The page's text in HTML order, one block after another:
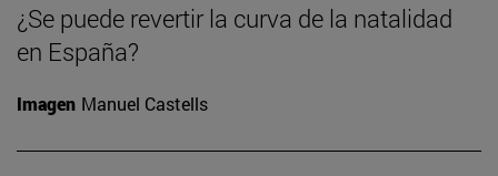
¿Se puede revertir la curva de la natalidad
en España?
Imagen Manuel Castells